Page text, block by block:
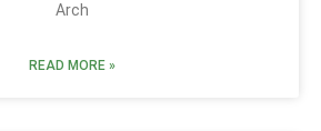
Arch
READ MORE »